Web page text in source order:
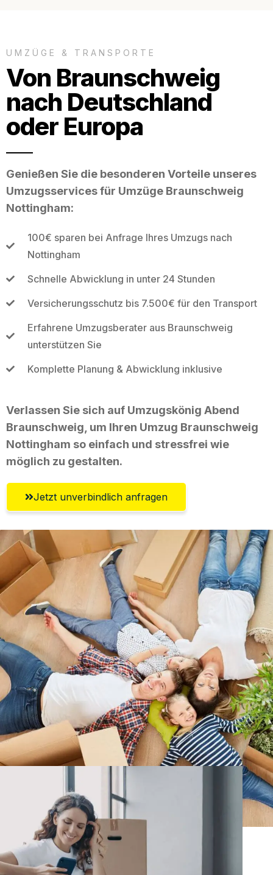
UMZÜGE & TRANSPORTE
Von Braunschweig
nach Deutschland
oder Europa
Genießen Sie die besonderen Vorteile unseres
Umzugsservices für Umzüge Braunschweig
Nottingham:
100€ sparen bei Anfrage Ihres Umzugs nach
Nottingham
Schnelle Abwicklung in unter 24 Stunden
Versicherungsschutz bis 7.500€ für den Transport
Erfahrene Umzugsberater aus Braunschweig
unterstützen Sie
Komplette Planung & Abwicklung inklusive
Verlassen Sie sich auf Umzugskönig Abend
Braunschweig, um Ihren Umzug Braunschweig
Nottingham so einfach und stressfrei wie
möglich zu gestalten.
Jetzt unverbindlich anfragen